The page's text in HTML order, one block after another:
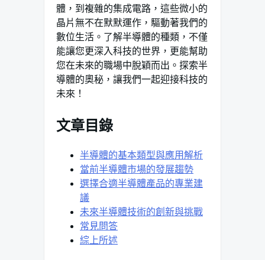
體，到複雜的集成電路，這些微小的
晶片無不在默默運作，驅動著我們的
數位生活。了解半導體的種類，不僅
能讓您更深入科技的世界，更能幫助
您在未來的職場中脫穎而出。探索半
導體的奧秘，讓我們一起迎接科技的
未來！
文章目錄
半導體的基本類型與應用解析
當前半導體市場的發展趨勢
選擇合適半導體產品的專業建
議
未來半導體技術的創新與挑戰
常見問答
綜上所述